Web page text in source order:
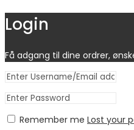
Login
Få adgang til dine ordrer,
Remember me Lost your